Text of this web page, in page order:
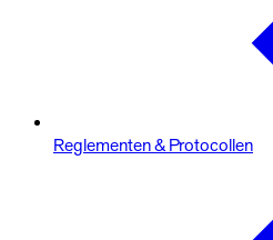
Reglementen & Protocollen